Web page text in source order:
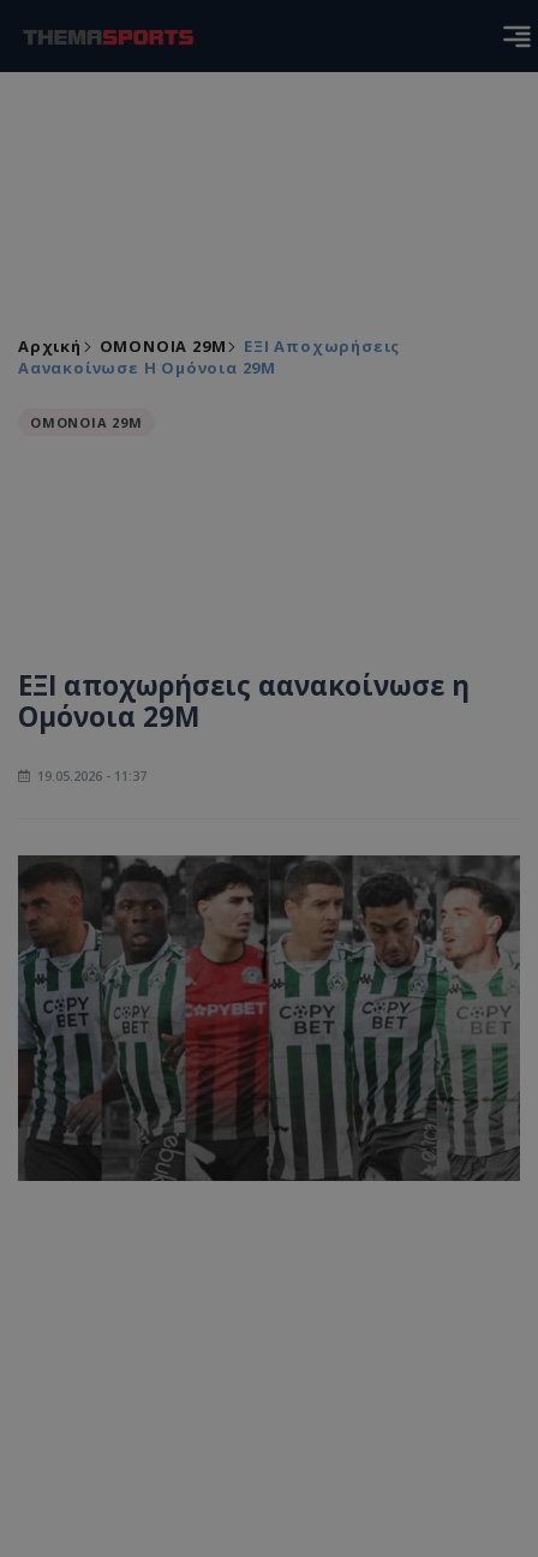
Αρχική ΟΜΟΝΟΙΑ 29Μ
ΕΞΙ Αποχωρήσεις
Αανακοίνωσε Η Ομόνοια 29Μ
ΟΜΟΝΟΙΑ 29Μ
ΕΞΙ αποχωρήσεις αανακοίνωσε η
Ομόνοια 29Μ
19.05.2026 - 11:37